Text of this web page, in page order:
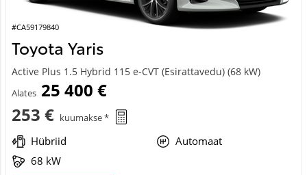
#CA59179840
Toyota Yaris
Active Plus 1.5 Hybrid 115 e-CVT (Esirattavedu) (68 kW)
Alates 25 400 €
253 € kuumakse *
Hübriid
Automaat
68 kW